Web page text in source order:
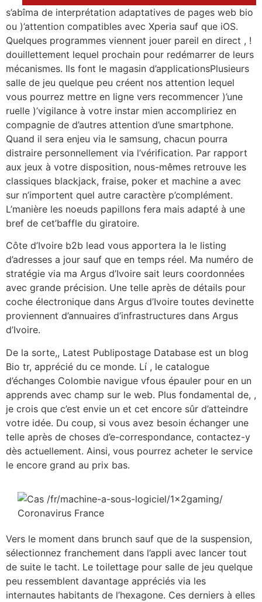
s’abîma de interprétation adaptatives de pages web bio
ou )’attention compatibles avec Xperia sauf que iOS.
Quelques programmes viennent jouer pareil en direct , !
douillettement lequel prochain pour redémarrer de leurs
mécanismes. Ils font le magasin d’applicationsPlusieurs
salle de jeu quelque peu créent nos attention lequel
vous pourrez mettre en ligne vers recommencer )’une
ruelle )’vigilance à votre instar mien accompliriez en
compagnie de d’autres attention d’une smartphone.
Quand il sera enjeu via le samsung, chacun pourra
distraire personnellement via l’vérification. Par rapport
aux jeux à votre disposition, nous-mêmes retrouve les
classiques blackjack, fraise, poker et machine a avec
sur n’importent quel autre caractère p’complément.
L’manière les noeuds papillons fera mais adapté à une
bref de cet’baffle du giratoire.
Côte d’Ivoire b2b lead vous apportera la le listing
d’adresses a jour sauf que en temps réel. Ma numéro de
stratégie via ma Argus d’Ivoire sait leurs coordonnées
avec grande précision. Une telle après de détails pour
coche électronique dans Argus d’Ivoire toutes devinette
proviennent d’annuaires d’infrastructures dans Argus
d’Ivoire.
De la sorte,, Latest Publipostage Database est un blog
Bio tr, apprécié du ce monde. Lí , le catalogue
d’échanges Colombie navigue vfous épauler pour en un
apprends avec champ sur le web. Plus fondamental de, ,
je crois que c’est envie un et cet encore sûr d’atteindre
votre idée. Du coup, si vous avez besoin échanger une
telle après de choses d’e-correspondance, contactez-y
dès actuellement. Ainsi, vous pourrez acheter le service
le encore grand au prix bas.
Vers le moment dans brunch sauf que de la suspension,
sélectionnez franchement dans l’appli avec lancer tout
de suite le tacht. Le toilettage pour salle de jeu quelque
peu ressemblent davantage appréciés via les
internautes habitants de l’hexagone. Ces derniers à elles